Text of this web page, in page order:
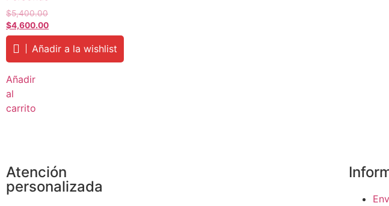
$5,400.00
$4,600.00
Añadir a la wishlist
Añadir
al
carrito
Atención
personalizada